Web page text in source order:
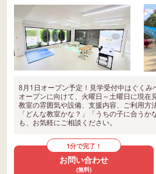
8月1日オープン予定！見学受付中はぐく
オープンに向けて、火曜日～土曜日に現在
教室の雰囲気や設備、支援内容、ご利用方
「どんな教室かな？」「うちの子に合う
も、お気軽にご相談ください。
1分で完了！
お問い合わせ
(無料)